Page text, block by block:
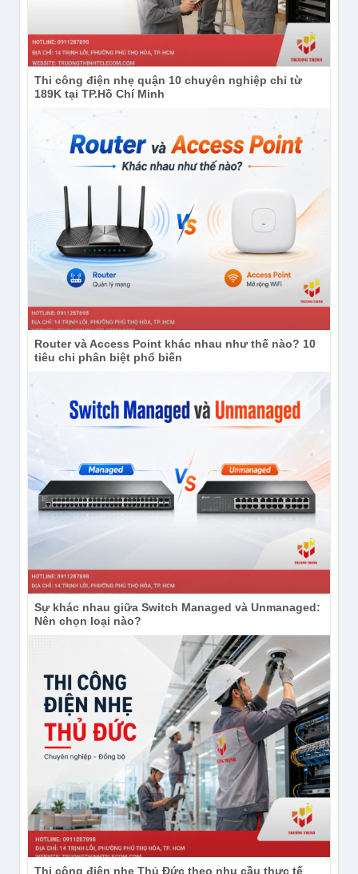
Thi công điện nhẹ quận 10 chuyên nghiệp chỉ từ
189K tại TP.Hồ Chí Minh
Router và Access Point khác nhau như thế nào? 10
tiêu chi phân biệt phổ biến
Sự khác nhau giữa Switch Managed và Unmanaged:
Nên chọn loại nào?
Thi công điện nhẹ Thủ Đức theo nhu cầu thực tế